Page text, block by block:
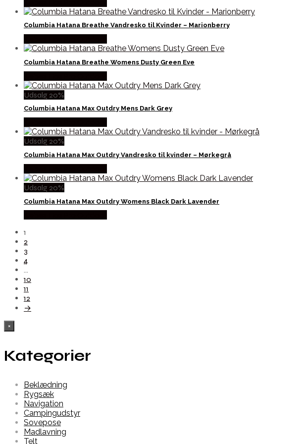
Columbia Hatana Breathe Vandresko til Kvinder – Marionberry
Columbia Hatana Breathe Womens Dusty Green Eve
Udsalg 20%
Columbia Hatana Max Outdry Mens Dark Grey
Udsalg 20%
Columbia Hatana Max Outdry Vandresko til kvinder – Mørkegrå
Udsalg 20%
Columbia Hatana Max Outdry Womens Black Dark Lavender
1
2
3
4
…
10
11
12
→
×
Kategorier
Beklædning
Rygsæk
Navigation
Campingudstyr
Sovepose
Madlavning
Telt